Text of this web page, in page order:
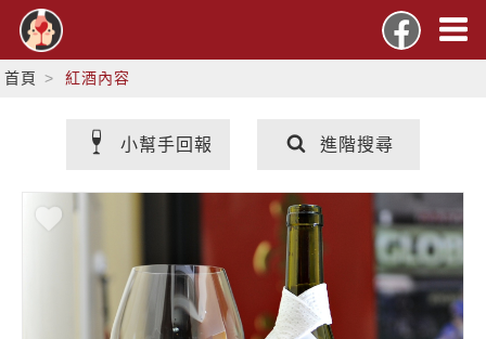
首頁 紅酒內容
小幫手回報 進階搜尋